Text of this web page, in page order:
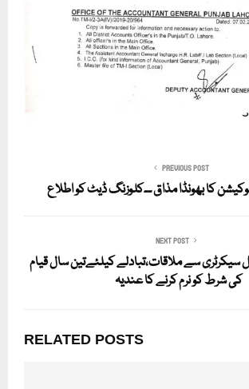
PREVIOUS POST
کا بھونڈا مذاق ۔۔کلوزنگ ڈیٹ کو اطلاع
NEXT POST
سیکرٹری سے ملاقات،تبادلے کیلئےتین سال قیام
کی شرط کو نرم کرنے کا عندیہ
RELATED POSTS